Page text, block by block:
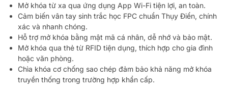
Mở khóa từ xa qua ứng dụng App Wi-Fi tiện lợi, an toàn.
Cảm biến vân tay sinh trắc học FPC chuẩn Thụy Điển, chính
xác và nhanh chóng.
Hỗ trợ mở khóa bằng mật mã cá nhân, dễ nhớ và bảo mật.
Mở khóa qua thẻ từ RFID tiện dụng, thích hợp cho gia đình
hoặc văn phòng.
Chìa khóa cơ chống sao chép đảm bảo khả năng mở khóa
truyền thống trong trường hợp khẩn cấp.